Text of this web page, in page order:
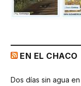
EN EL CHACO
Dos días sin agua